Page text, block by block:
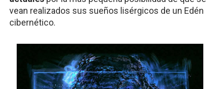
vean realizados sus sueños lisérgicos de un Edén
cibernético.